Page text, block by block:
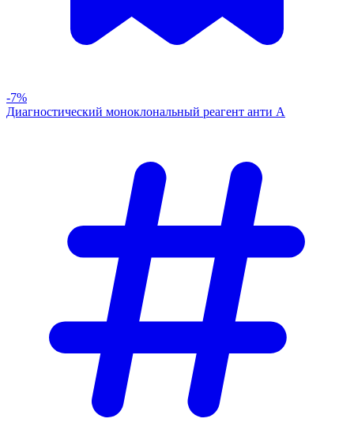
-7%
Диагностический моноклональный реагент анти А